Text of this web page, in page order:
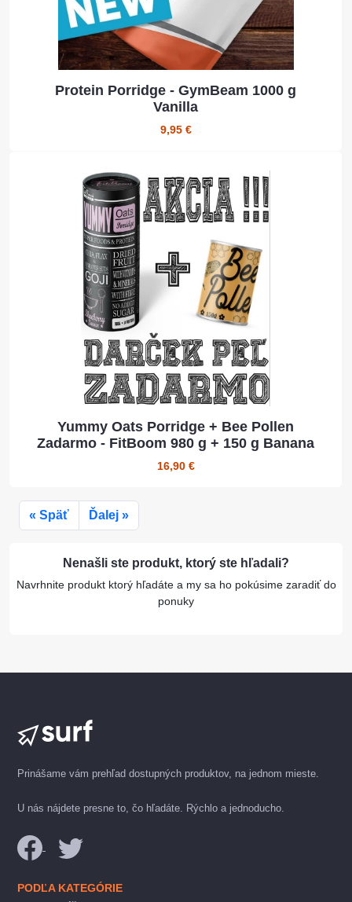
Protein Porridge - GymBeam 1000 g
Vanilla
9,95 €
Yummy Oats Porridge + Bee Pollen
Zadarmo - FitBoom 980 g + 150 g Banana
16,90 €
« Späť Ďalej »
Nenašli ste produkt, ktorý ste hľadali?
Navrhnite produkt ktorý hľadáte a my sa ho pokúsime zaradiť do
ponuky
Prinášame vám prehľad dostupných produktov, na jednom mieste.
U nás nájdete presne to, čo hľadáte. Rýchlo a jednoducho.
PODĽA KATEGÓRIE